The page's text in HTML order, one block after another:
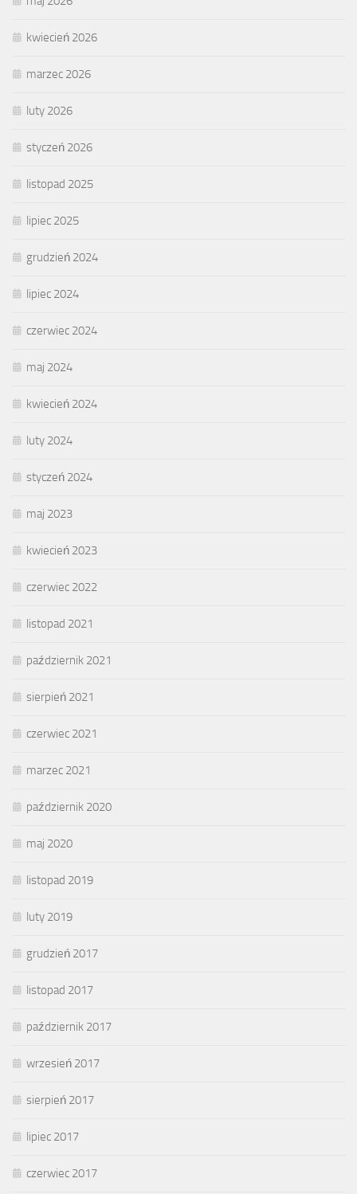
kwiecień 2026
marzec 2026
luty 2026
styczeń 2026
listopad 2025
lipiec 2025
grudzień 2024
lipiec 2024
czerwiec 2024
maj 2024
kwiecień 2024
luty 2024
styczeń 2024
maj 2023
kwiecień 2023
czerwiec 2022
listopad 2021
październik 2021
sierpień 2021
czerwiec 2021
marzec 2021
październik 2020
maj 2020
listopad 2019
luty 2019
grudzień 2017
listopad 2017
październik 2017
wrzesień 2017
sierpień 2017
lipiec 2017
czerwiec 2017